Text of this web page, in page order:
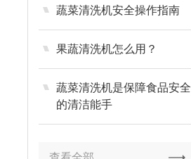
蔬菜清洗机安全操作指南
果蔬清洗机怎么用？
蔬菜清洗机是保障食品安全
的清洁能手